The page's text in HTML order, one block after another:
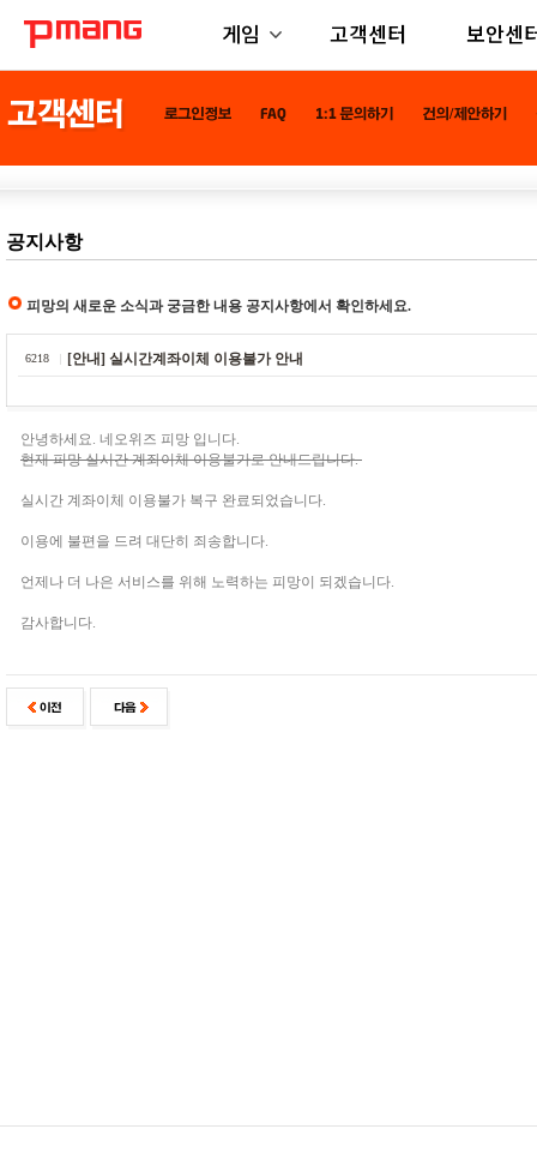
게임 고객센터 보안센
공지사항
피망의 새로운 소식과 궁금한 내용 공지사항에서 확인하세요.
6218 [안내] 실시간계좌이체 이용불가 안내
안녕하세요. 네오위즈 피망 입니다.
현재 피망 실시간 계좌이체 이용불가로 안내드립니다.
실시간 계좌이체 이용불가 복구 완료되었습니다.
이용에 불편을 드려 대단히 죄송합니다.
언제나 더 나은 서비스를 위해 노력하는 피망이 되겠습니다.
감사합니다.